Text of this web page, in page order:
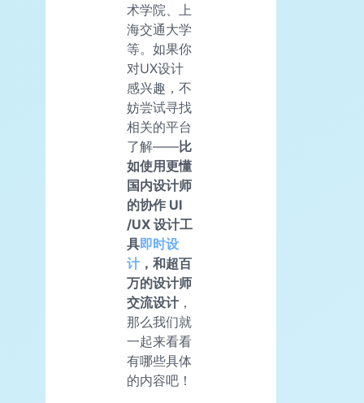
术学院、上
海交通大学
等。如果你
对UX设计
感兴趣，不
妨尝试寻找
相关的平台
了解——比
如使用更懂
国内设计师
的协作 UI
/UX 设计工
具即时设
计 ，和超百
万的设计师
交流设计，
那么我们就
一起来看看
有哪些具体
的内容吧！